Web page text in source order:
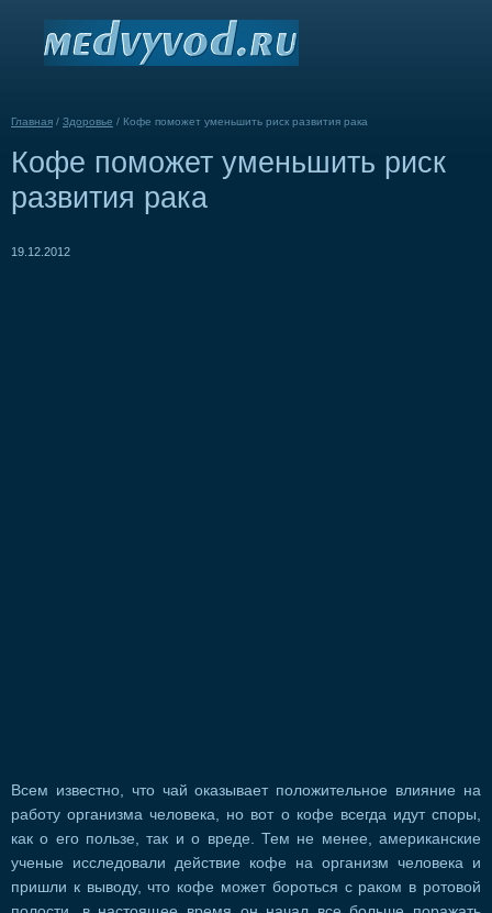
Главная / Здоровье / Кофе поможет уменьшить риск развития рака
Кофе поможет уменьшить риск
развития рака
19.12.2012
Всем известно, что чай оказывает положительное влияние на
работу организма человека, но вот о кофе всегда идут споры,
как о его пользе, так и о вреде. Тем не менее, американские
ученые исследовали действие кофе на организм человека и
пришли к выводу, что кофе может бороться с раком в ротовой